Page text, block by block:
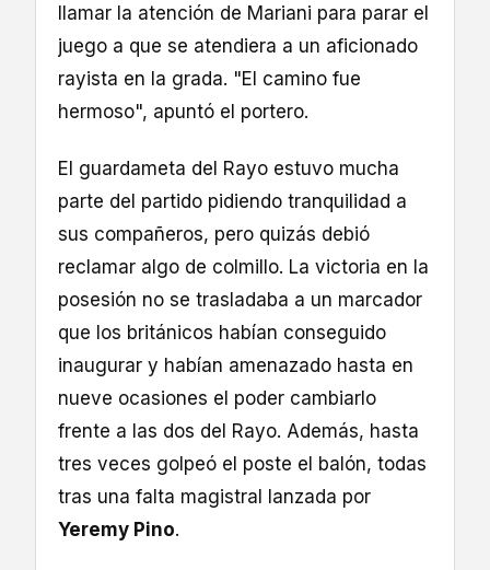
llamar la atención de Mariani para parar el
juego a que se atendiera a un aficionado
rayista en la grada. "El camino fue
hermoso", apuntó el portero.
El guardameta del Rayo estuvo mucha
parte del partido pidiendo tranquilidad a
sus compañeros, pero quizás debió
reclamar algo de colmillo. La victoria en la
posesión no se trasladaba a un marcador
que los británicos habían conseguido
inaugurar y habían amenazado hasta en
nueve ocasiones el poder cambiarlo
frente a las dos del Rayo. Además, hasta
tres veces golpeó el poste el balón, todas
tras una falta magistral lanzada por
Yeremy Pino.